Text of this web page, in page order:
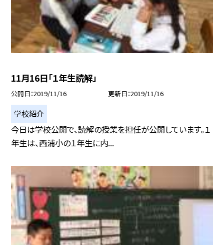
11月16日「１年生読解」
公開日 2019/11/16 更新日 2019/11/16
学校紹介
今日は学校公開で、読解の授業を担任が公開しています。１
年生は、西浦小の１年生に内...